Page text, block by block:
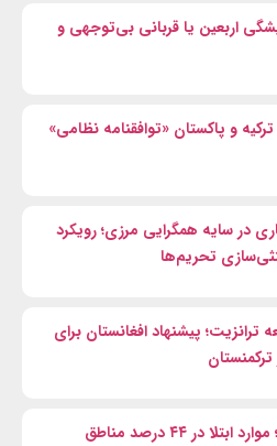
اربعین یا قربانی بی‌توجهی و
و پاکستان «توافقنامه نظامی»
در سایه همگرایی مرزی؛ رویکرد
تحریم‌ها
پیشنهاد افغانستان برای
افزایش نگران‌کننده سوءتغذیه؛ موارد ابتلا در ۴۴ درصد مناطق